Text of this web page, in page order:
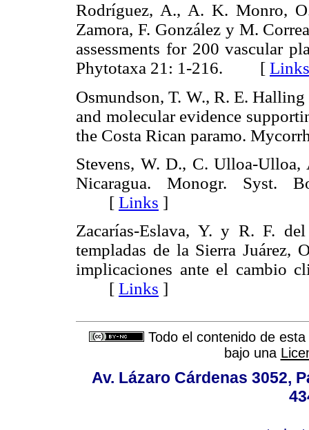
Rodríguez, A., A. K. Monro,
Zamora, F. González y M.
assessments for 200 vascular
Phytotaxa 21: 1-216. [ Links
Osmundson, T. W., R. E.
and molecular evidence
the Costa Rican paramo.
Stevens, W. D., C. Ulloa-
Nicaragua. Monogr. Syst.
[ Links ]
Zacarías-Eslava, Y. y R. F.
templadas de la Sierra Juárez,
implicaciones ante el cambio
[ Links ]
Todo el contenido de
bajo una
Av. Lázaro Cárdenas 3052,